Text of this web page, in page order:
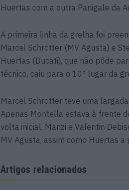
Huertas com a outra Panigale da
A primeira linha da grelha foi
Marcel Schrötter (MV Agusta) e
Huertas (Ducati), que não pôde
técnico, caiu para o 10º lugar da
Marcel Schrötter teve uma
Apenas Montella estava à frente
volta inicial. Manzi e Valentin
MV Agusta, assim como Huertas a
Artigos relacionados